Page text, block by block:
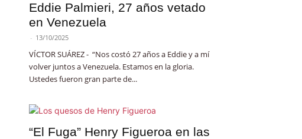
Eddie Palmieri, 27 años vetado
en Venezuela
- 13/10/2025
VÍCTOR SUÁREZ - “Nos costó 27 años a Eddie y a mí
volver juntos a Venezuela. Estamos en la gloria.
Ustedes fueron gran parte de...
“El Fuga” Henry Figueroa en las